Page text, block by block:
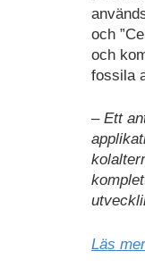
och
och
fossila
– Ett
Läs